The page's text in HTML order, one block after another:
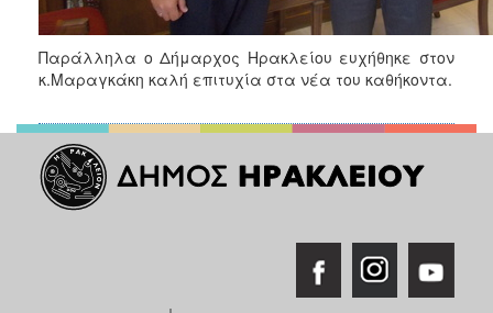
Παράλληλα ο Δήμαρχος Ηρακλείου ευχήθηκε στον
κ.Μαραγκάκη καλή επιτυχία στα νέα του καθήκοντα.